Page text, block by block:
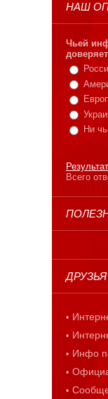
НАШ
Чьей
Ни
Всего
Инфо